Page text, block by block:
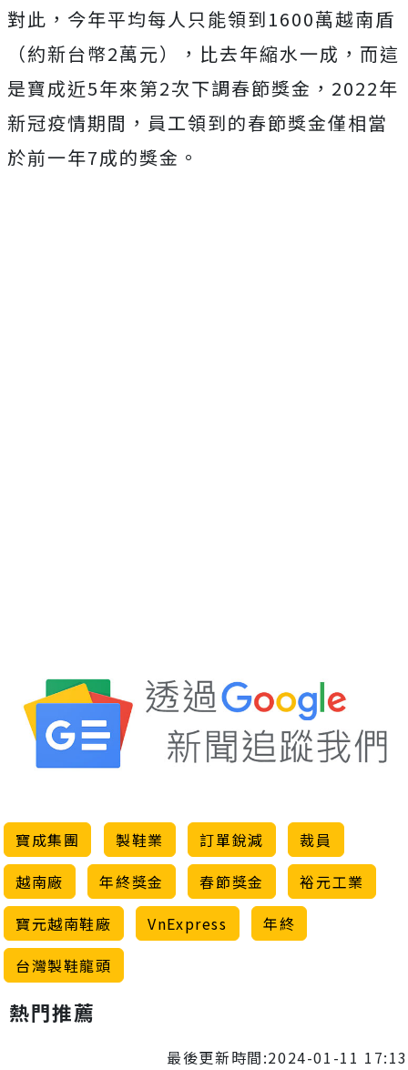
對此，今年平均每人只能領到1600萬越南盾
（約新台幣2萬元），比去年縮水一成，而這
是寶成近5年來第2次下調春節獎金，2022年
新冠疫情期間，員工領到的春節獎金僅相當
於前一年7成的獎金。
寶成集團 製鞋業 訂單銳減
裁員
越南廠
年終獎金 春節獎金
裕元工業
寶元越南鞋廠
VnExpress
年終
台灣製鞋龍頭
熱門推薦
最後更新時間:2024-01-11 17:13